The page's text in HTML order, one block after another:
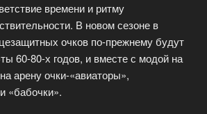
времени и ритму
В новом сезоне в
очков по-прежнему будут
60-80-х годов, и вместе с модой на
арену очки-«авиаторы»,
«бабочки».